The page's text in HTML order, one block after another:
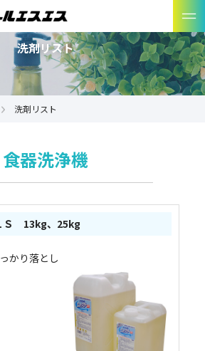
洗剤リスト
洗剤リスト
食器洗浄機
Ｓ 13kg、25kg
かり落とし